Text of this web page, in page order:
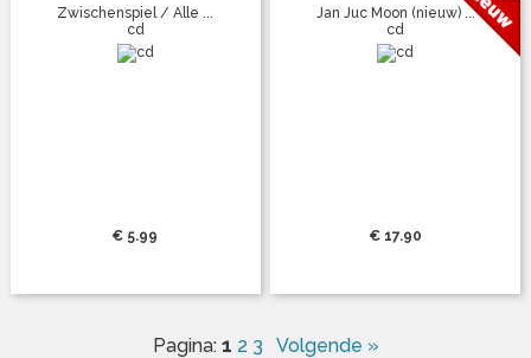
Zwischenspiel / Alle ...
cd
€ 5.99
Jan Juc Moon (nieuw) ...
cd
€ 17.90
Pagina: 1 2 3 Volgende »